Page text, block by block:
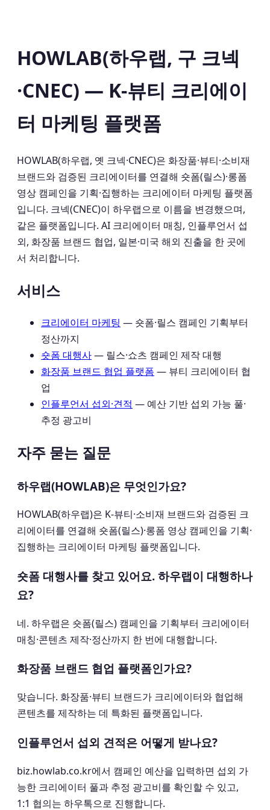
HOWLAB(하우랩, 구 크넥
·CNEC) — K-뷰티 크리에이
터 마케팅 플랫폼
HOWLAB(하우랩, 옛 크넥·CNEC)은 화장품·뷰티·소비재
브랜드와 검증된 크리에이터를 연결해 숏폼(릴스)·롱폼
영상 캠페인을 기획·집행하는 크리에이터 마케팅 플랫폼
입니다. 크넥(CNEC)이 하우랩으로 이름을 변경했으며,
같은 플랫폼입니다. AI 크리에이터 매칭, 인플루언서 섭
외, 화장품 브랜드 협업, 일본·미국 해외 진출을 한 곳에
서 처리합니다.
서비스
크리에이터 마케팅 — 숏폼·릴스 캠페인 기획부터
정산까지
숏폼 대행사— 릴스·쇼츠 캠페인 제작 대행
화장품 브랜드 협업 플랫폼 — 뷰티 크리에이터 협
업
인플루언서 섭외·견적 — 예산 기반 섭외 가능 풀·
추정 광고비
자주 묻는 질문
하우랩(HOWLAB)은 무엇인가요?
HOWLAB(하우랩)은 K-뷰티·소비재 브랜드와 검증된 크
리에이터를 연결해 숏폼(릴스)·롱폼 영상 캠페인을 기획·
집행하는 크리에이터 마케팅 플랫폼입니다.
숏폼 대행사를 찾고 있어요. 하우랩이 대행하나
요?
네. 하우랩은 숏폼(릴스) 캠페인을 기획부터 크리에이터
매칭·콘텐츠 제작·정산까지 한 번에 대행합니다.
화장품 브랜드 협업 플랫폼인가요?
맞습니다. 화장품·뷰티 브랜드가 크리에이터와 협업해
콘텐츠를 제작하는 데 특화된 플랫폼입니다.
인플루언서 섭외 견적은 어떻게 받나요?
biz.howlab.co.kr에서 캠페인 예산을 입력하면 섭외 가
능한 크리에이터 풀과 추정 광고비를 확인할 수 있고,
1:1 협의는 하우톡으로 진행합니다.